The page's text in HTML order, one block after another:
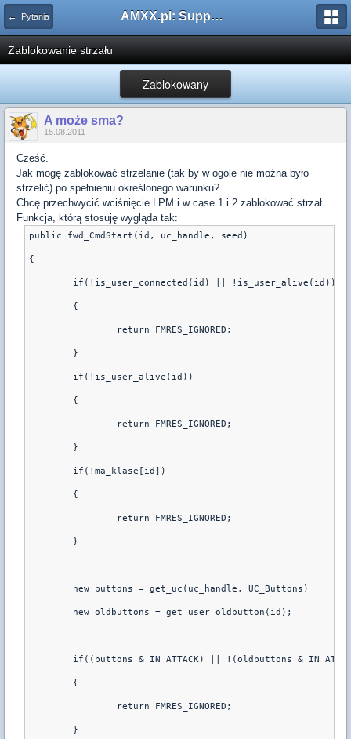
← Pytania AMXX.pl: Support AMX Mod X i SourceMod
Zablokowanie strzału
Zablokowany
A może sma?
15.08.2011
Cześć.
Jak mogę zablokować strzelanie (tak by w ogóle nie można było
strzelić) po spełnieniu określonego warunku?
Chcę przechwycić wciśnięcie LPM i w case 1 i 2 zablokować strzał.
Funkcja, którą stosuję wygląda tak:
public fwd_CmdStart(id, uc_handle, seed)
{
	if(!is_user_connected(id) || !is_user_alive(id))
	{
		return FMRES_IGNORED;
	}
	if(!is_user_alive(id))
	{
		return FMRES_IGNORED;
	}
	if(!ma_klase[id])
	{
		return FMRES_IGNORED;
	}
	new buttons = get_uc(uc_handle, UC_Buttons)
	new oldbuttons = get_user_oldbutton(id);
if((buttons & IN_ATTACK) || !(oldbuttons &
	{
		return FMRES_IGNORED;
	}